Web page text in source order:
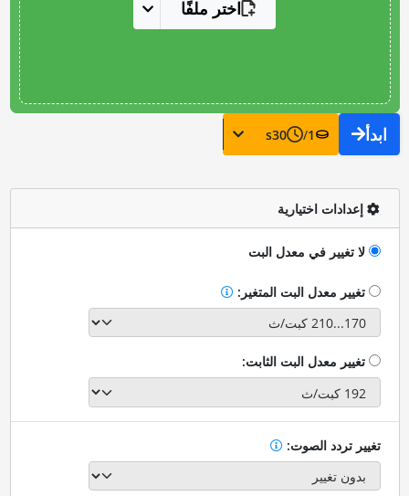
اختر ملفًا
ابدأ 1
/
30
s
إعدادات اختيارية
لا تغيير في معدل البت
تغيير معدل البت المتغير:
تغيير معدل البت الثابت:
تغيير تردد الصوت: